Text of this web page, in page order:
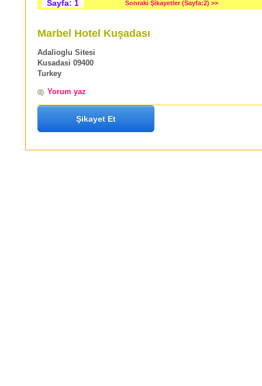
Sayfa: 1 Sonraki Şikayetler (Sayfa:2) >>
Marbel Hotel Kuşadası
Adalioglu Sitesi
Kusadasi 09400
Turkey
Yorum yaz
Şikayet Et